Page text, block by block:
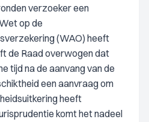
verzoeker een
op de
(WAO) heeft
de Raad overwogen dat
tijd na de aanvang van de
een aanvraag om
heeft
komt het nadeel